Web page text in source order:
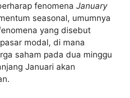
fenomena January
seasonal, umumnya
yang disebut
modal, di mana
saham pada dua minggu
Januari akan